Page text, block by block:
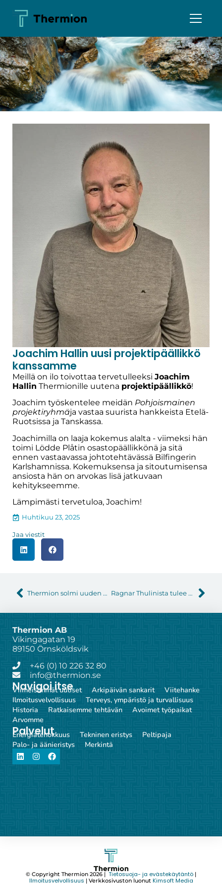
Joachim Hallin uusi projektipäällikkö
kanssamme
Meillä on ilo toivottaa tervetulleeksi Joachim
Hallin Thermionille uutena projektipäällikkö!
Joachim työskentelee meidän Pohjoismainen
projektiryhmäja vastaa suurista hankkeista Etelä-
Ruotsissa ja Tanskassa.
Joachimilla on laaja kokemus alalta - viimeksi hän
toimi Lödde Plåtin osastopäällikkönä ja sitä
ennen vastaavassa johtotehtävässä Bilfingerin
Karlshamnissa. Kokemuksensa ja sitoutumisensa
ansiosta hän on arvokas lisä jatkuvaan
kehitykseemme.
Lämpimästi tervetuloa, Joachim!
Huhtikuu 23, 2025
Jaa viestit
Thermion solmi uuden huoltosopimuksen Malmössä sijaitsevan Orionin kanssa Ragnar Thulinista tulee Thermionin uusi toimitusjohtaja
Thermion AB
Vikingagatan 19
89150 Örnsköldsvik
+46 (0) 10 226 32 80
info@thermion.se
Navigoi itse
Viimeisimmät uutiset Arkipäivän sankarit
Viitehanke
Ilmoitusvelvollisuus
Terveys, ympäristö ja turvallisuus
Historia
Ratkaisemme tehtävän
Avoimet työpaikat
Arvomme
Palvelut
Energiatehokkuus Tekninen eristys
Peltipaja
Palo- ja äänieristys
Merkintä
© Copyright Thermion 2026 | Tietosuoja- ja evästekäytäntö |
Ilmoitusvelvollisuus | Verkkosivuston luonut Kimsoft Media